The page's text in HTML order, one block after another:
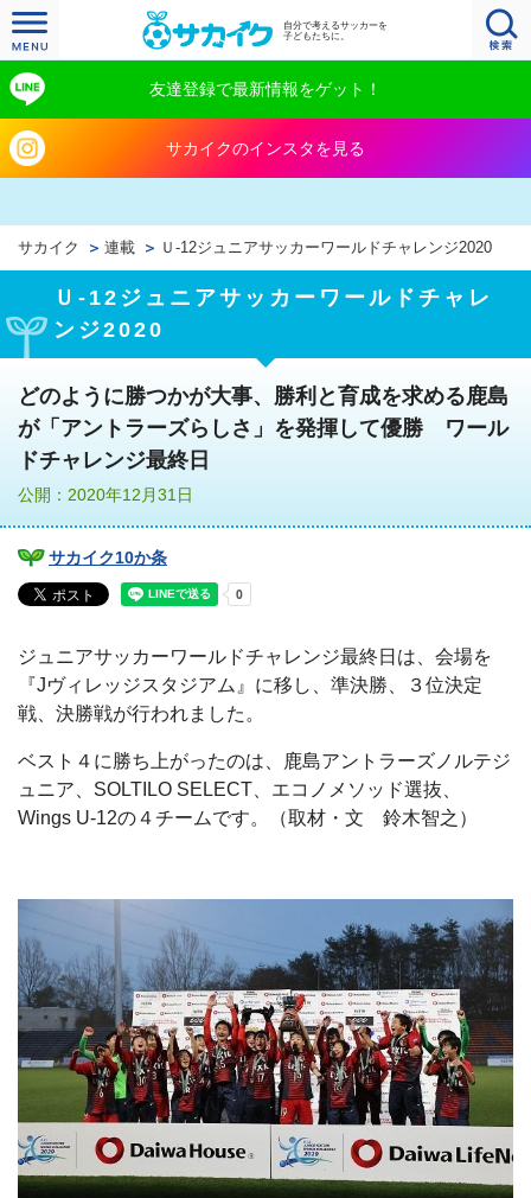
自分で考えるサッカーを
子どもたちに。
友達登録で最新情報をゲット！
サカイクのインスタを見る
サカイク 連載 Ｕ‐12ジュニアサッカーワールドチャレンジ2020
Ｕ‐12ジュニアサッカーワールドチャレ
ンジ2020
どのように勝つかが大事、勝利と育成を求める鹿島
が「アントラーズらしさ」を発揮して優勝 ワール
ドチャレンジ最終日
公開：2020年12月31日
サカイク10か条
ジュニアサッカーワールドチャレンジ最終日は、会場を
『Jヴィレッジスタジアム』に移し、準決勝、３位決定
戦、決勝戦が行われました。
ベスト４に勝ち上がったのは、鹿島アントラーズノルテジ
ュニア、SOLTILO SELECT、エコノメソッド選抜、
Wings U-12の４チームです。（取材・文 鈴木智之）